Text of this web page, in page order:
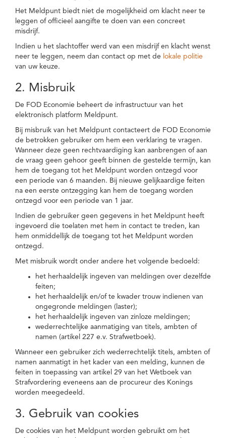
Het Meldpunt biedt niet de mogelijkheid om klacht neer te
leggen of officieel aangifte te doen van een concreet
misdrijf.
Indien u het slachtoffer werd van een misdrijf en klacht wenst
neer te leggen, neem dan contact op met de lokale politie
van uw keuze.
2. Misbruik
De FOD Economie beheert de infrastructuur van het
elektronisch platform Meldpunt.
Bij misbruik van het Meldpunt contacteert de FOD Economie
de betrokken gebruiker om hem een verklaring te vragen.
Wanneer deze geen rechtvaardiging kan aanbrengen of aan
de vraag geen gehoor geeft binnen de gestelde termijn, kan
hem de toegang tot het Meldpunt worden ontzegd voor
een periode van 6 maanden. Bij nieuwe gelijkaardige feiten
na een eerste ontzegging kan hem de toegang worden
ontzegd voor een periode van 1 jaar.
Indien de gebruiker geen gegevens in het Meldpunt heeft
ingevoerd die toelaten met hem in contact te treden, kan
hem onmiddellijk de toegang tot het Meldpunt worden
ontzegd.
Met misbruik wordt onder andere het volgende bedoeld:
het herhaaldelijk ingeven van meldingen over dezelfde
feiten;
het herhaaldelijk en/of te kwader trouw indienen van
ongegronde meldingen (laster);
het herhaaldelijk ingeven van zinloze meldingen;
wederrechtelijke aanmatiging van titels, ambten of
namen (artikel 227 e.v. Strafwetboek).
Wanneer een gebruiker zich wederrechtelijk titels, ambten of
namen aanmatigt in het kader van een melding, kunnen de
feiten in toepassing van artikel 29 van het Wetboek van
Strafvordering eveneens aan de procureur des Konings
worden meegedeeld.
3. Gebruik van cookies
De cookies van het Meldpunt worden gebruikt om het